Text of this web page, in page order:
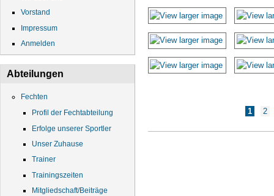
Vorstand
Impressum
Anmelden
Abteilungen
Fechten
Profil der Fechtabteilung
Erfolge unserer Sportler
Unser Zuhause
Trainer
Trainingszeiten
Mitgliedschaft/Beiträge
1 2